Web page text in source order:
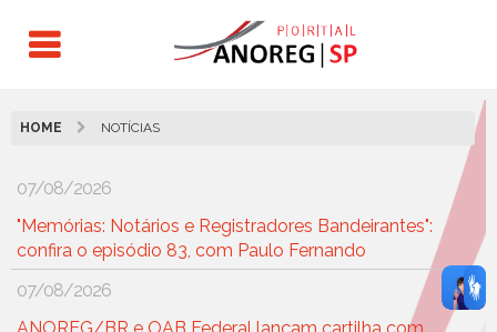
HOME NOTÍCIAS
07/08/2026
"Memórias: Notários e Registradores Bandeirantes":
confira o episódio 83, com Paulo Fernando
07/08/2026